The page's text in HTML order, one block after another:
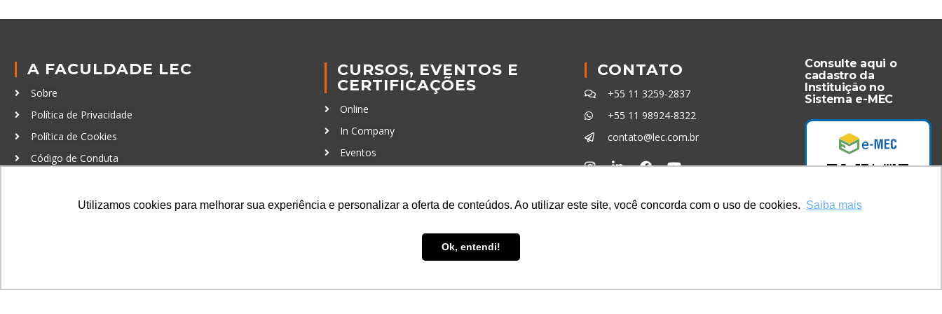
Utilizamos cookies para melhorar sua experiência e personalizar a oferta de conteúdos. Ao utilizar este site, você concorda com o uso de cookies. Saiba mais
Ok, entendi!
A FACULDADE LEC
Sobre
Política de Privacidade
Política de Cookies
Código de Conduta
CURSOS, EVENTOS E
CERTIFICAÇÕES
Online
In Company
Eventos
CONTATO
+55 11 3259-2837
+55 11 98924-8322
contato@lec.com.br
Consulte aqui o
cadastro da
Instituição no
Sistema e-MEC